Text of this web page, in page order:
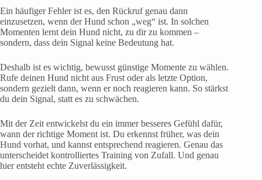
Ein häufiger Fehler ist es, den Rückruf genau dann
einzusetzen, wenn der Hund schon „weg“ ist. In solchen
Momenten lernt dein Hund nicht, zu dir zu kommen –
sondern, dass dein Signal keine Bedeutung hat.
Deshalb ist es wichtig, bewusst günstige Momente zu wählen.
Rufe deinen Hund nicht aus Frust oder als letzte Option,
sondern gezielt dann, wenn er noch reagieren kann. So stärkst
du dein Signal, statt es zu schwächen.
Mit der Zeit entwickelst du ein immer besseres Gefühl dafür,
wann der richtige Moment ist. Du erkennst früher, was dein
Hund vorhat, und kannst entsprechend reagieren. Genau das
unterscheidet kontrolliertes Training von Zufall. Und genau
hier entsteht echte Zuverlässigkeit.